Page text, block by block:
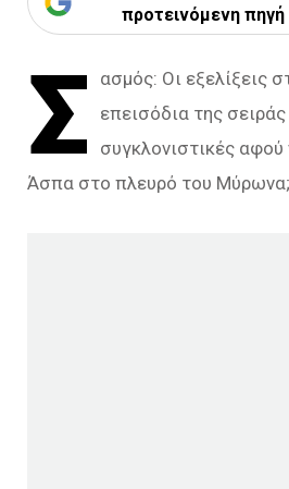
προτεινόμενη
Σ
ασμός: Οι εξελίξεις
επεισόδια της σειράς
συγκλονιστικές αφού
Άσπα στο πλευρό του Μύρωνα;